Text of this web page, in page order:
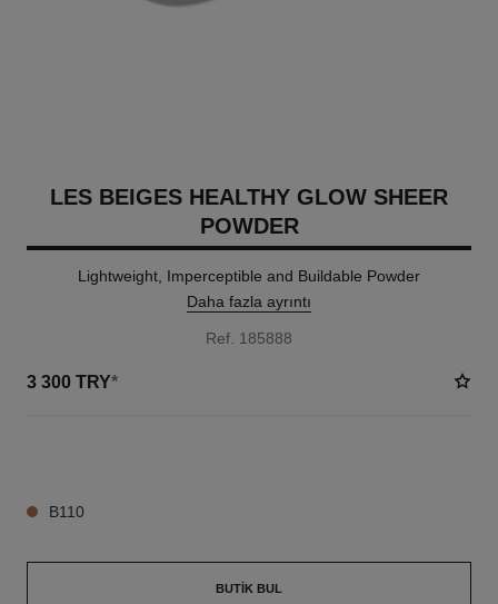
LES BEIGES HEALTHY GLOW SHEER
POWDER
Lightweight, Imperceptible and Buildable Powder
Daha fazla ayrıntı
Ref. 185888
3 300 TRY*
B110
BUTIK BUL